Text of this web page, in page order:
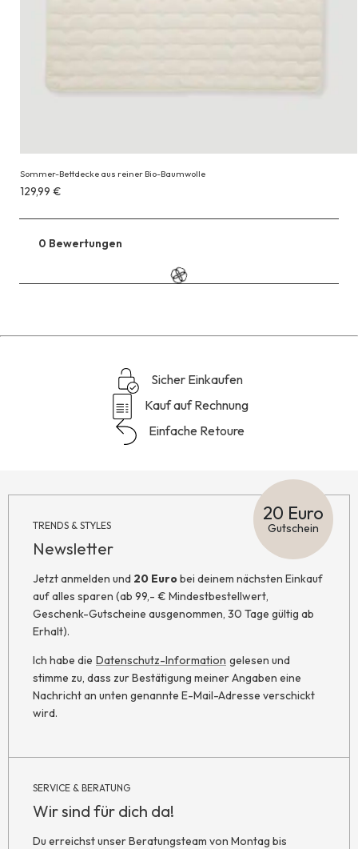
Sommer-Bettdecke aus reiner Bio-Baumwolle
Erhältlich
129,99 €
129,99 €
0 Bewertungen
Reviews
Sicher Einkaufen
Kauf auf Rechnung
Einfache Retoure
TRENDS & STYLES
Newsletter
20 Euro
Gutschein
Jetzt anmelden und 20 Eurobei deinem nächsten Einkauf
auf alles sparen (ab 99,- € Mindestbestellwert,
Geschenk-Gutscheine ausgenommen, 30 Tage gültig ab
Erhalt).
Ich habe die Datenschutz-Information gelesen und
stimme zu, dass zur Bestätigung meiner Angaben eine
Nachricht an unten genannte E-Mail-Adresse verschickt
wird.
SERVICE & BERATUNG
Wir sind für dich da!
Du erreichst unser Beratungsteam von Montag bis